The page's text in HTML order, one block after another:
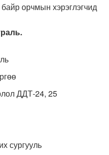
орчмын хэрэглэгчид
ДДТ-24, 25
сургууль